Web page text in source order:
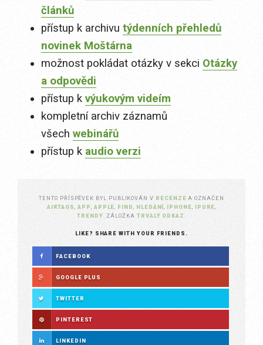
článků
přístup k archivu týdenních přehledů
novinek Moštárna
možnost pokládat otázky v sekci Otázky
a odpovědi
přístup k výukovým videím
kompletní archiv záznamů
všech webinářů
přístup k audio verzi
TENTO PŘÍSPĚVEK BYL PUBLIKOVÁN V RECENZE A OZNAČEN
AIRTAGS
,APP APPLE FIND HLEDÁNÍ IPHONE IPURE
TRENDY . ZÁLOŽKA TRVALÝ ODKAZ
LIKE? SHARE WITH YOUR FRIENDS.
FACEBOOK
GOOGLE PLUS
TWITTER
PINTEREST
LINKEDIN